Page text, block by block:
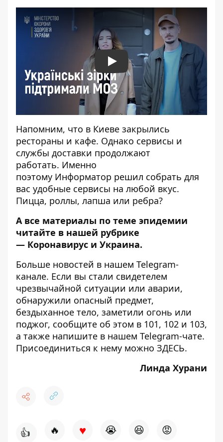
Play
Напомним, что в Киеве закрылись
рестораны и кафе. Однако сервисы и
службы доставки продолжают
работать. Именно
поэтому Информатор решил собрать для
вас удобные сервисы на любой вкус.
Пицца, роллы, лапша или ребра?
А все материалы по теме эпидемии
читайте в нашей рубрике
— Коронавирус и Украина.
Больше новостей в нашем Telegram-
канале. Если вы стали свидетелем
чрезвычайной ситуации или аварии,
обнаружили опасный предмет,
бездыханное тело, заметили огонь или
поджог, сообщите об этом в 101, 102 и 103,
а также напишите в нашем Telegram-чате.
Присоединиться к нему можно ЗДЕСЬ.
Линда Хурани
👍 🔥 ♥ 😭 😆 😡